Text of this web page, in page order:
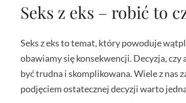
Seks z eks – robić to
Seks z eks to temat, który powoduje
obawiamy się konsekwencji. Decyzja,
być trudna i skomplikowana. Wiele z nas
podjęciem ostatecznej decyzji warto